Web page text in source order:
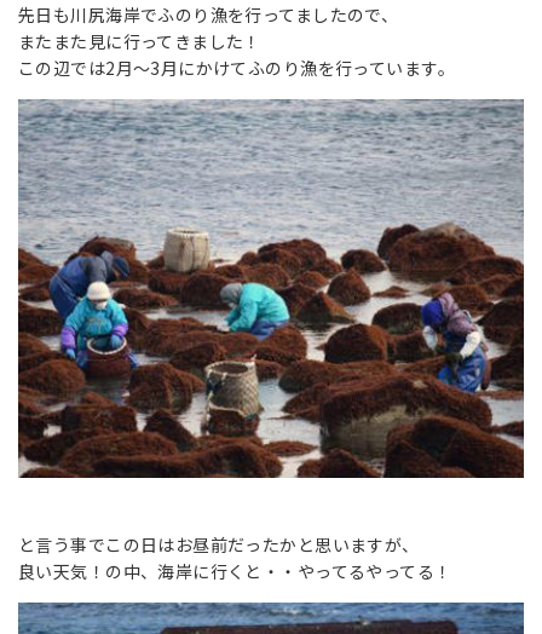
先日も川尻海岸でふのり漁を行ってましたので、
またまた見に行ってきました！
この辺では2月～3月にかけてふのり漁を行っています。
と言う事でこの日はお昼前だったかと思いますが、
良い天気！の中、海岸に行くと・・やってるやってる！